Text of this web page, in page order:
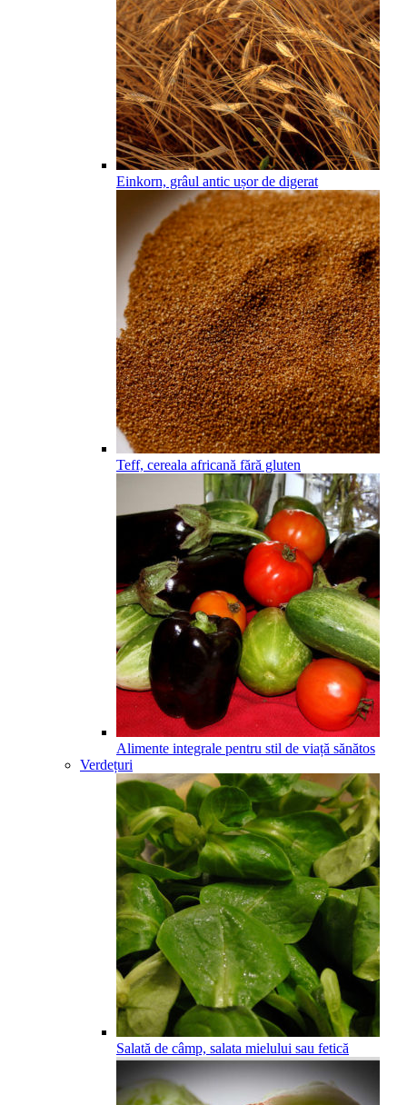
Einkorn, grâul antic ușor de digerat
Teff, cereala africană fără gluten
Alimente integrale pentru stil de viață sănătos
Verdețuri
Salată de câmp, salata mielului sau fetică